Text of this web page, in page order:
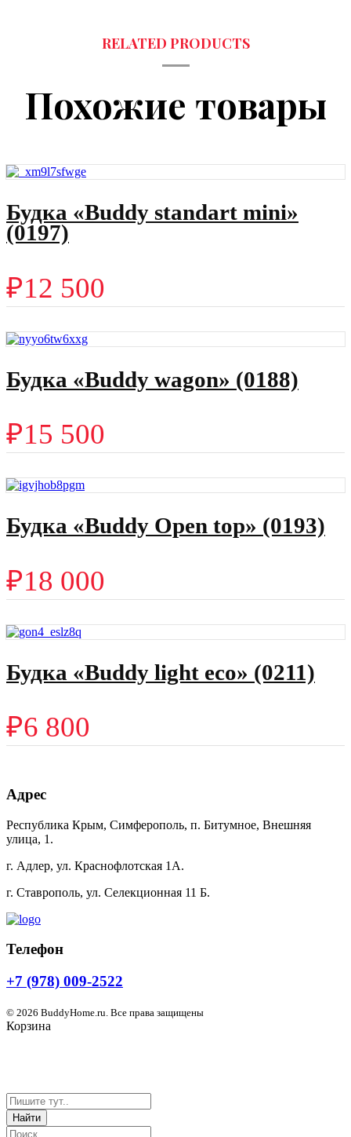
Похожие товары
Будка «Buddy standart mini»
(0197)
₽12 500
Будка «Buddy wagon» (0188)
₽15 500
Будка «Buddy Open top» (0193)
₽18 000
Будка «Buddy light eco» (0211)
₽6 800
Адрес
Республика Крым, Симферополь, п. Битумное, Внешняя
улица, 1.
г. Адлер, ул. Краснофлотская 1А.
г. Ставрополь, ул. Селекционная 11 Б.
Телефон
+7 (978) 009-2522
© 2026 BuddyHome.ru. Все права защищены
Корзина